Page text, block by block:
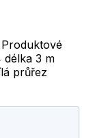
Produktové
délka 3 m
průřez